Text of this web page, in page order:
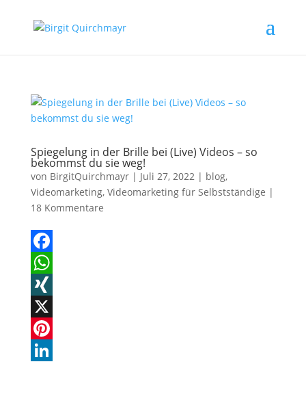
Spiegelung in der Brille bei (Live) Videos – so
bekommst du sie weg!
von BirgitQuirchmayr| Juli 27, 2022| blog,
Videomarketing, Videomarketing für Selbstständige |
18 Kommentare
F
a
e
b
W
h
a
X
N
X
P